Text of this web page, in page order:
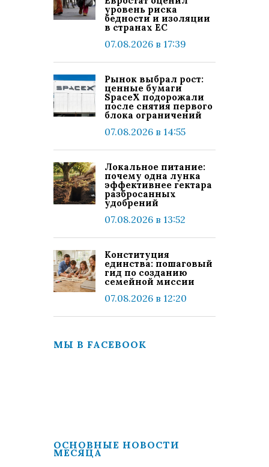
уровень риска
бедности и изоляции
в странах ЕС
07.08.2026 в 17:39
Рынок выбрал рост:
ценные бумаги
SpaceX подорожали
после снятия первого
блока ограничений
07.08.2026 в 14:55
Локальное питание:
почему одна лунка
эффективнее гектара
разбросанных
удобрений
07.08.2026 в 13:52
Конституция
единства: пошаговый
гид по созданию
семейной миссии
07.08.2026 в 12:20
МЫ В FACEBOOK
ОСНОВНЫЕ НОВОСТИ
МЕСЯЦА